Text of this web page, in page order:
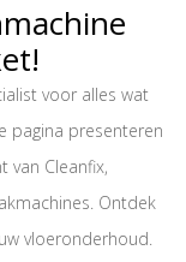
voor alles wat
pagina presenteren
Cleanfix,
Ontdek
vloeronderhoud.